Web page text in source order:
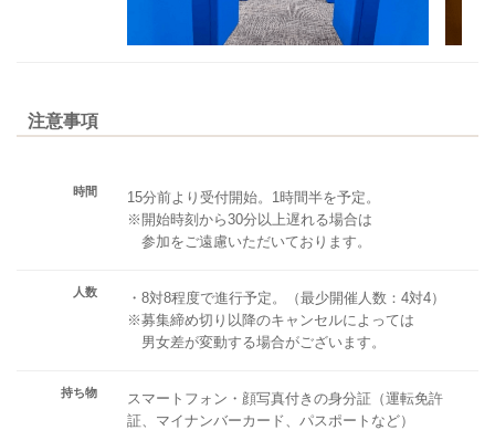
注意事項
時間
15分前より受付開始。1時間半を予定。
※開始時刻から30分以上遅れる場合は
参加をご遠慮いただいております。
人数
・8対8程度で進行予定。（最少開催人数：4対4）
※募集締め切り以降のキャンセルによっては
男女差が変動する場合がございます。
持ち物
スマートフォン・顔写真付きの身分証（運転免許
証、マイナンバーカード、パスポートなど）